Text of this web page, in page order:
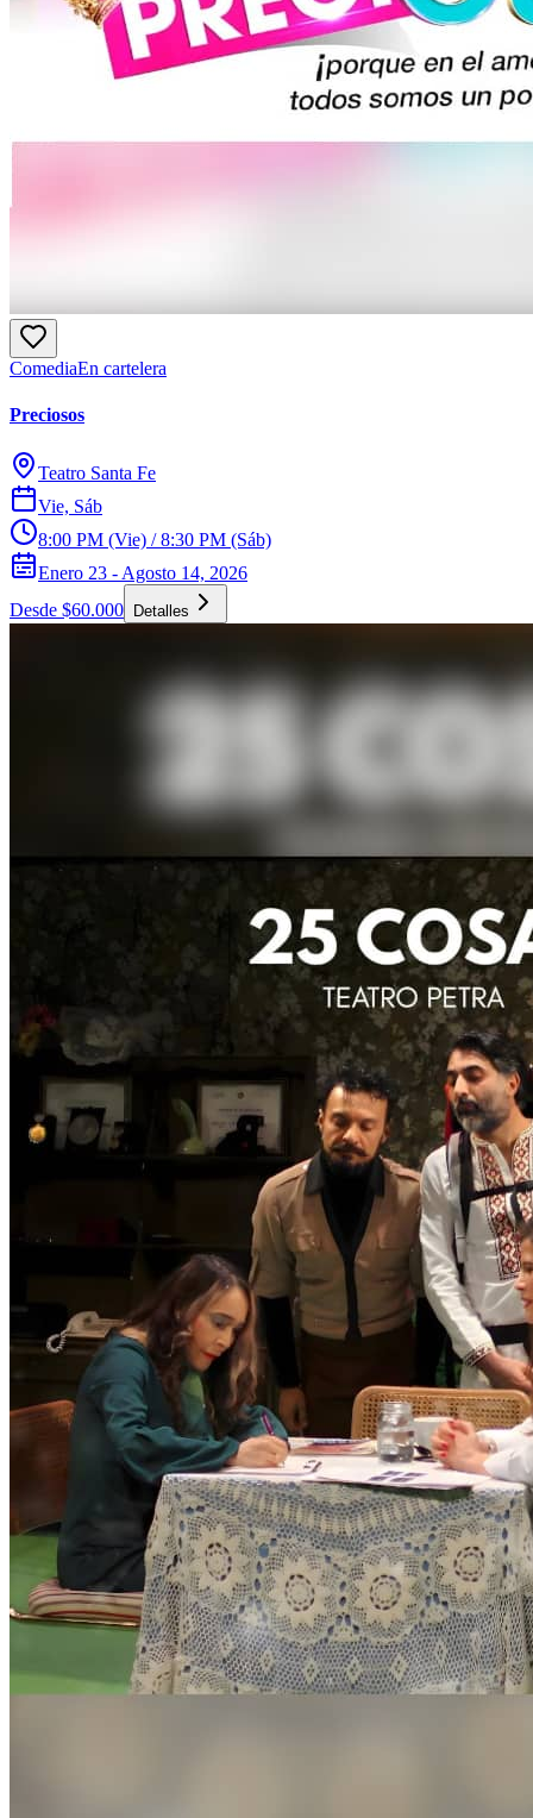
ComediaEn cartelera
Preciosos
Teatro Santa Fe
Vie, Sáb
8:00 PM (Vie) / 8:30 PM (Sáb)
Enero 23 - Agosto 14, 2026
Desde $60.000
Detalles